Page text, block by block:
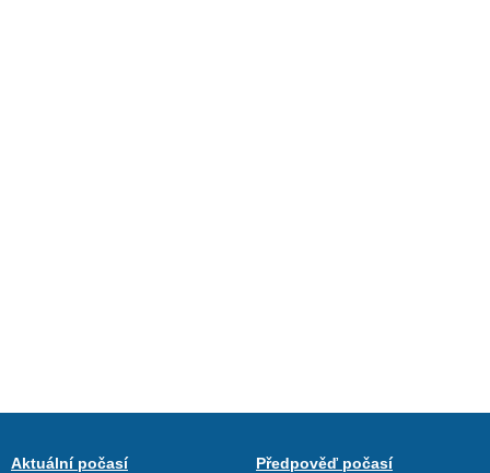
Aktuální počasí
Předpověď počasí